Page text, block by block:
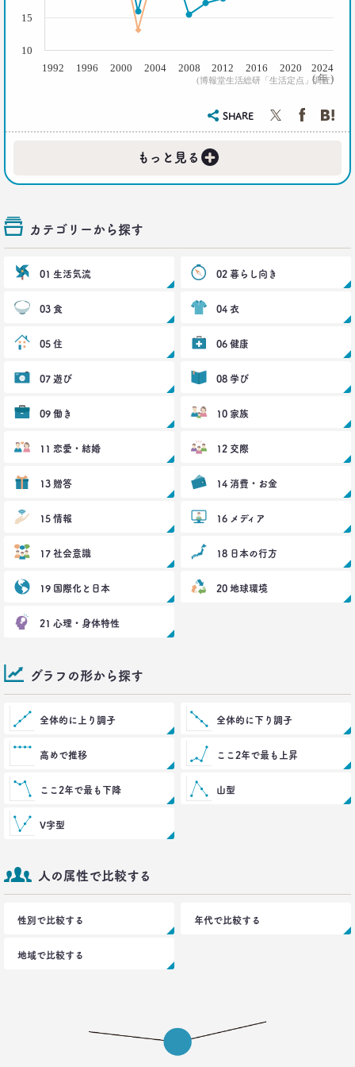
–日経クロストレンド 連載⑭–
生活総研 上席研究員/コピーライター
さんは右往左往？
前沢 裕文
–日経クロストレンド 連載⑪–
生活総研 上席研究員/コピーライター
40代おじさんの生き様は「30点」？
精神科医による処方箋
–日経クロストレンド 連載⑩–
生活総研 上席研究員/コピーライター
40代おじさんの意識を精神科医が分析 悲しい性を
–日経クロストレンド 連載⑨–
前沢 裕文
コロナで｢占いを信じる｣20代女性が増える理由―調
査とインタビューで判明した大きな変化
生活総研 上席研究員
荒井 自如
40代おじさんに黄信号 「男女平等感」が世の中と
生活総研 上席研究員/コピーライター
2021.03.11
若者はなりたい自分を投影
–日経クロストレンド 連載⑦–
生活総研 上席研究員
近藤 裕香
「お金持ちって誰ですか？」
–日経クロストレンド 連載⑥–
( 年 )
(博報堂生活総研「生活定点」調査)
1992 1996 2000 2004 2008 2012 2016 2020 2024
10
15
SHARE
もっと見る +
カテゴリーから探す
01 生活気流 02 暮らし向き
03 食 04 衣
05 住 06 健康
07 遊び 08 学び
09 働き 10 家族
11 恋愛・結婚 12 交際
13 贈答 14 消費・お金
15 情報 16 メディア
17 社会意識 18 日本の行方
19 国際化と日本 20 地球環境
21 心理・身体特性
グラフの形から探す
全体的に上り調子 全体的に下り調子
高めで推移 ここ2年で最も上昇
ここ2年で最も下降 山型
V字型
人の属性で比較する
性別で比較する 年代で比較する
地域で比較する